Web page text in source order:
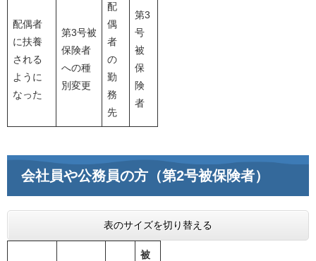
配偶者
に扶養
される
ように
なった
第3号被
保険者
への種
別変更
配
偶
者
の
勤
務
先
第3
号
被
保
険
者
会社員や公務員の方（第2号被保険者）
表のサイズを切り替える
被